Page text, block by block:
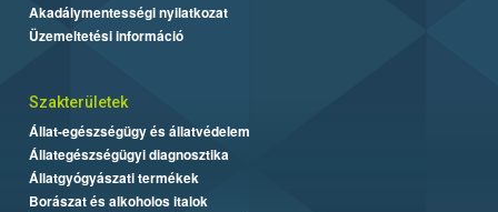
Akadálymentességi nyilatkozat
Üzemeltetési információ
Szakterületek
Állat-egészségügy és állatvédelem
Állategészségügyi diagnosztika
Állatgyógyászati termékek
Borászat és alkoholos italok